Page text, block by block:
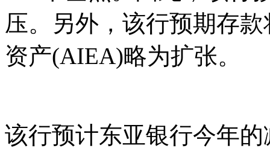
压。另外，该行预期存
资产(AIEA)略为扩张。
该行预计东亚银行今年